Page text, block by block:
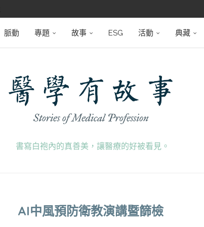
脈動 專題 故事 ESG 活動 典藏
書寫白袍內的真善美，讓醫療的好被看見。
AI中風預防衛教演講暨篩檢